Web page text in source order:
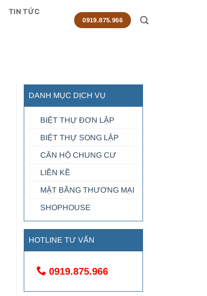
TIN TỨC
0919.875.966
DANH MỤC DỊCH VỤ
BIỆT THỰ ĐƠN LẬP
BIỆT THỰ SONG LẬP
CĂN HỘ CHUNG CƯ
LIỀN KỀ
MẶT BẰNG THƯƠNG MẠI
SHOPHOUSE
HOTLINE TƯ VẤN
0919.875.966